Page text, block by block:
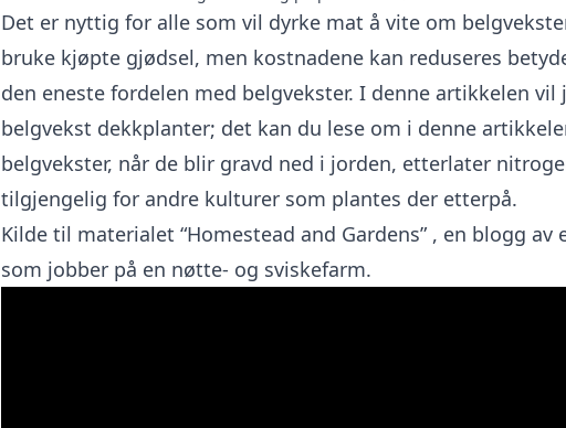
Det er nyttig for alle som vil dyrke mat å vite om
bruke kjøpte gjødsel, men kostnadene kan reduseres
den eneste fordelen med belgvekster. I denne artikkelen vil
belgvekst dekkplanter; det kan du lese om i denne
belgvekster, når de blir gravd ned i jorden, etterlater
tilgjengelig for andre kulturer som plantes der etterpå.
Kilde til materialet “Homestead and Gardens”, en blogg av
som jobber på en nøtte- og sviskefarm.